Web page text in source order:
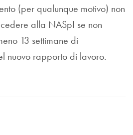
(per qualunque motivo) non
alla NASpI se non
13 settimane di
nuovo rapporto di lavoro.